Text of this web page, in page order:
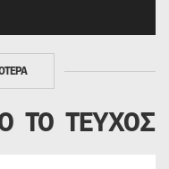
ΤΟ ΤΕΥΧΟΣ